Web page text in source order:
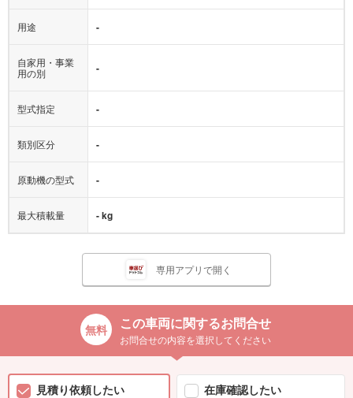
用途 -
自家用・事業
用の別
-
型式指定 -
類別区分 -
原動機の型式 -
最大積載量 - kg
専用アプリで開く
この車両に関するお問合せ
お問合せの内容を選択してください
見積り依頼したい 在庫確認したい